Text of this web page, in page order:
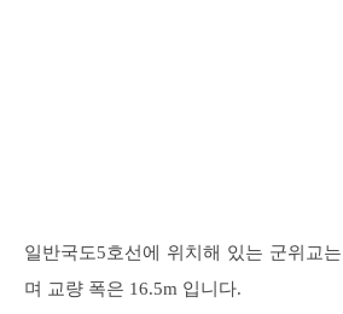
일반국도5호선에 위치해 있는 군위교
며 교량 폭은 16.5m 입니다.